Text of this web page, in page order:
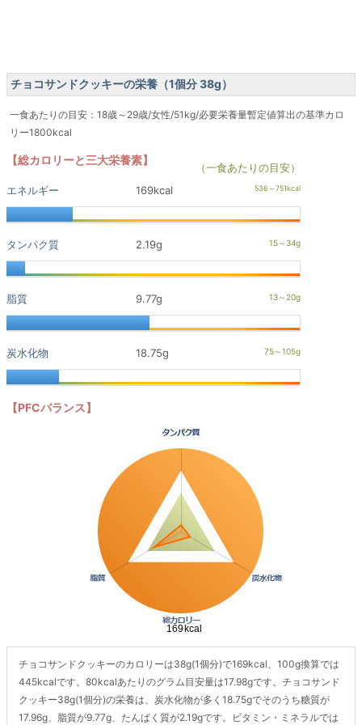
チョコサンドクッキーの栄養（1個分 38g）
一食あたりの目安：18歳～29歳/女性/51kg/必要栄養量暫定値算出の基準カロ
リー1800kcal
【総カロリーと三大栄養素】
（一食あたりの目安）
エネルギー
169kcal
タンパク質 2.19g
脂質 9.77g
炭水化物 18.75g
【PFCバランス】
チョコサンドクッキーのカロリーは38g(1個分)で169kcal、100g換算では
445kcalです。80kcalあたりのグラム目安量は17.98gです。チョコサンド
クッキー38g(1個分)の栄養は、炭水化物が多く18.75gでそのうち糖質が
17.96g、脂質が9.77g、たんぱく質が2.19gです。ビタミン・ミネラルでは